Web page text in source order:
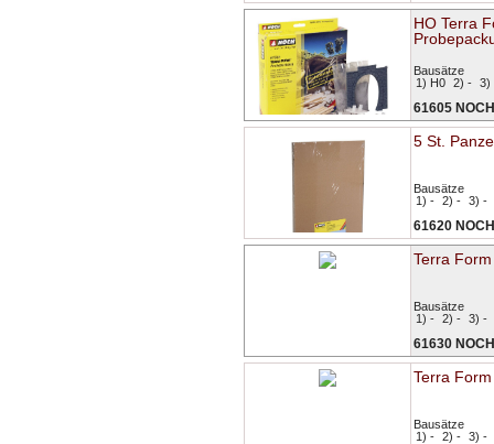
HO Terra
Bausätze
1) H0 2) - 3)
61605 NOCH
5 St.
Bausätze
1) - 2) - 3) -
61620 NOCH
Terra
Bausätze
1) - 2) - 3) -
61630 NOCH
Terra
Bausätze
1) - 2) - 3) -